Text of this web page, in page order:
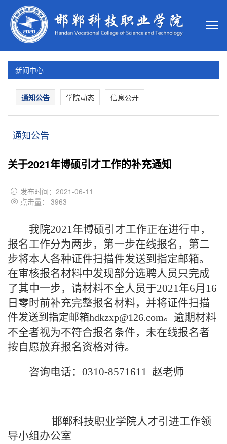
新闻中心
通知公告 学院动态 信息公开
通知公告
关于2021年博硕引才工作的补充通知
 发布时间：2021-06-11
 点击量： 3963
我院2021年博硕引才工作正在进行中，
报名工作分为两步，第一步在线报名，第二
步将本人各种证件扫描件发送到指定邮箱。
在审核报名材料中发现部分选聘人员只完成
了其中一步，请材料不全人员于2021年6月16
日零时前补充完整报名材料，并将证件扫描
件发送到指定邮箱hdkzxp@126.com。 逾期材料
不全者视为不符合报名条件，未在线报名者
按自愿放弃报名资格对待。
咨询电话： 0310-8571611 赵老师
邯郸科技职业学院人才引进工作领
导小组 办公室